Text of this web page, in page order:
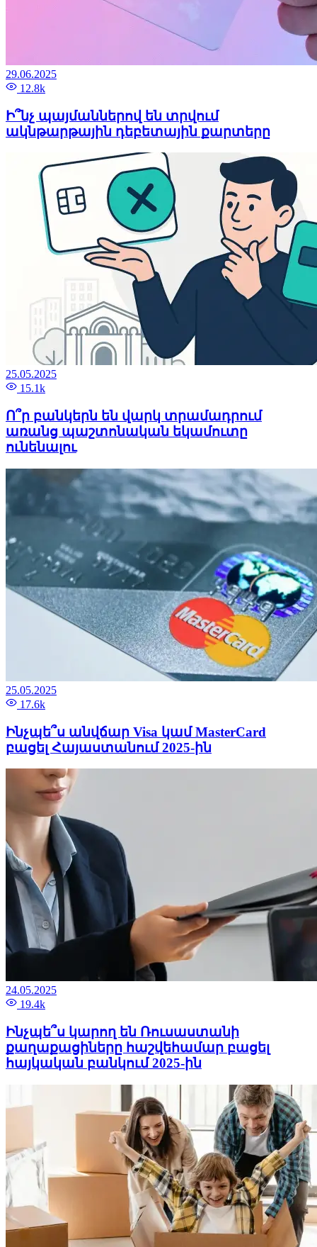
29.06.2025
12.8k
Ի՞նչ պայմաններով են տրվում
ակնթարթային դեբետային քարտերը
25.05.2025
15.1k
Ո՞ր բանկերն են վարկ տրամադրում
առանց պաշտոնական եկամուտը
ունենալու
25.05.2025
17.6k
Ինչպե՞ս անվճար Visa կամ MasterCard
բացել Հայաստանում 2025-ին
24.05.2025
19.4k
Ինչպե՞ս կարող են Ռուսաստանի
քաղաքացիները հաշվեհամար բացել
հայկական բանկում 2025-ին